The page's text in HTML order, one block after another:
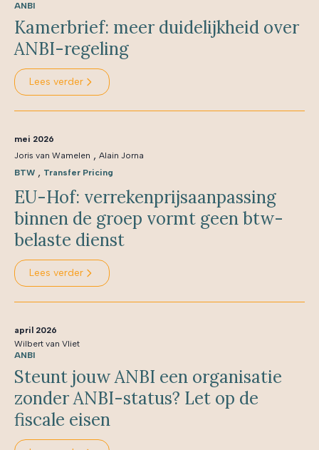
ANBI
Kamerbrief: meer duidelijkheid over
ANBI-regeling
Lees verder
mei 2026
Joris van Wamelen , Alain Jorna
BTW , Transfer Pricing
EU-Hof: verrekenprijsaanpassing
binnen de groep vormt geen btw-
belaste dienst
Lees verder
april 2026
Wilbert van Vliet
ANBI
Steunt jouw ANBI een organisatie
zonder ANBI-status? Let op de
fiscale eisen